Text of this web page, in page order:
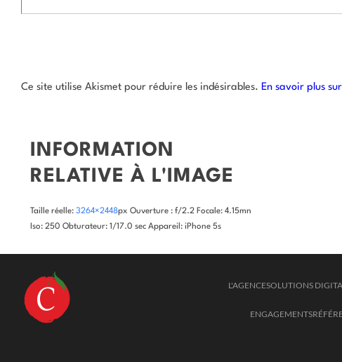
Ce site utilise Akismet pour réduire les indésirables. En savoir plus
INFORMATION
RELATIVE À L'IMAGE
Taille réelle: 3264×2448px Ouverture : f/2.2 Focale: 4.15mn
Iso: 250 Obturateur: 1/17.0 sec Appareil: iPhone 5s
L'AGENCESOLUTIONS
ENGAGEMENTS